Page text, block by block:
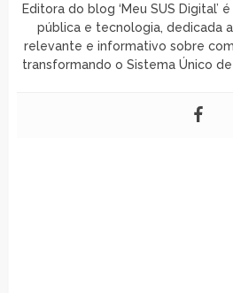
Editora do blog ‘Meu SUS Digital’
pública e tecnologia, dedicada
relevante e informativo sobre
transformando o Sistema Único de